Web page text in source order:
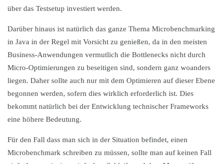
über das Testsetup investiert werden.
Darüber hinaus ist natürlich das ganze Thema Microbenchmarking
in Java in der Regel mit Vorsicht zu genießen, da in den meisten
Business-Anwendungen vermutlich die Bottlenecks nicht durch
Micro-Optimierungen zu beseitigen sind, sondern ganz woanders
liegen. Daher sollte auch nur mit dem Optimieren auf dieser Ebene
begonnen werden, sofern dies wirklich erforderlich ist. Dies
bekommt natürlich bei der Entwicklung technischer Frameworks
eine höhere Bedeutung.
Für den Fall dass man sich in der Situation befindet, einen
Microbenchmark schreiben zu müssen, sollte man auf keinen Fall